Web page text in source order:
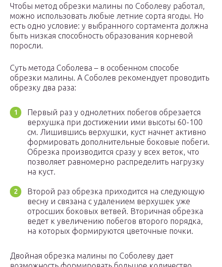
Чтобы метод обрезки малины по Соболеву работал,
можно использовать любые летние сорта ягоды. Но
есть одно условие: у выбранного сортамента должна
быть низкая способность образования корневой
поросли.
Суть метода Соболева – в особенном способе
обрезки малины. А Соболев рекомендует проводить
обрезку два раза:
Первый раз у однолетних побегов обрезается
верхушка при достижении ими высоты 60-100
см. Лишившись верхушки, куст начнет активно
формировать дополнительные боковые побеги.
Обрезка производится сразу у всех веток, что
позволяет равномерно распределить нагрузку
на куст.
Второй раз обрезка приходится на следующую
весну и связана с удалением верхушек уже
отросших боковых ветвей. Вторичная обрезка
ведет к увеличению побегов второго порядка,
на которых формируются цветочные почки.
Двойная обрезка малины по Соболеву дает